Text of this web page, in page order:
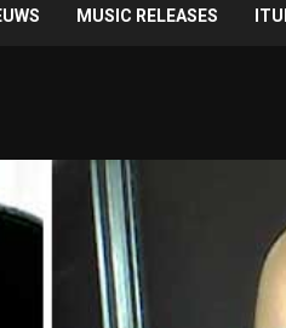
MUSIC RELEASES
Taylor Swift